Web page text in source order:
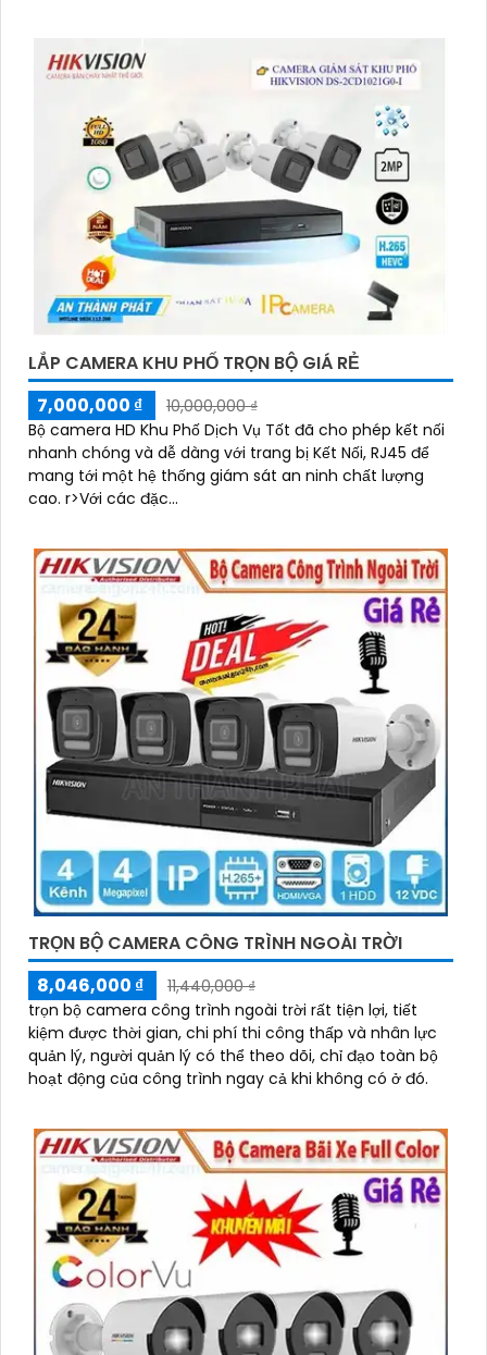
LẮP CAMERA KHU PHỐ TRỌN BỘ GIÁ RẺ
7,000,000 ₫
10,000,000 ₫
Bộ camera HD Khu Phố Dịch Vụ Tốt đã cho phép kết nối
nhanh chóng và dễ dàng với trang bị Kết Nối, RJ45 để
mang tới một hệ thống giám sát an ninh chất lượng
cao. r>Với các đặc...
TRỌN BỘ CAMERA CÔNG TRÌNH NGOÀI TRỜI
8,046,000 ₫
11,440,000 ₫
trọn bộ camera công trình ngoài trời rất tiện lợi, tiết
kiệm được thời gian, chi phí thi công thấp và nhân lực
quản lý, người quản lý có thể theo dõi, chỉ đạo toàn bộ
hoạt động của công trình ngay cả khi không có ở đó.